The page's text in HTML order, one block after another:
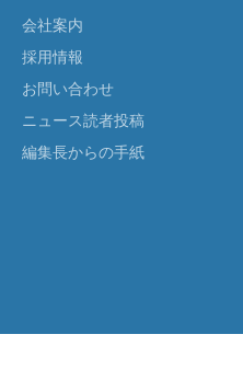
会社案内
採用情報
お問い合わせ
ニュース読者投稿
編集長からの手紙